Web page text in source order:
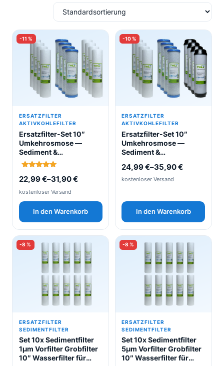
-11 %
ERSATZFILTER
AKTIVKOHLEFILTER
Ersatzfilter-Set 10″
Umkehrosmose —
Sediment &
Aktivkohleblock
mit
von 5
22,99€–31,90€
kostenloser Versand
In den Warenkorb
Dieses
Produkt
weist
mehrere
Varianten
Optionen
können
auf
der
gewählt
-10 %
ERSATZFILTER
AKTIVKOHLEFILTER
Ersatzfilter-Set 10″
Umkehrosmose —
Sediment &
24,99€–35,90€
kostenloser Versand
In den Warenkorb
Dieses
Produkt
weist
mehrere
Varianten
Optionen
können
auf
Produktseite
-8 %
ERSATZFILTER
SEDIMENTFILTER
Set 10x Sedimentfilter
1µm Vorfilter Grobfilter
10″ Wasserfilter für
-8 %
ERSATZFILTER
SEDIMENTFILTER
Set 10x Sedimentfilter
5µm Vorfilter Grobfilter
10″ Wasserfilter für